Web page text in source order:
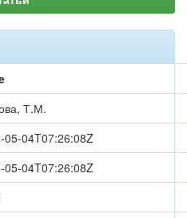
Т.М.
05-04T07:26:08Z
05-04T07:26:08Z